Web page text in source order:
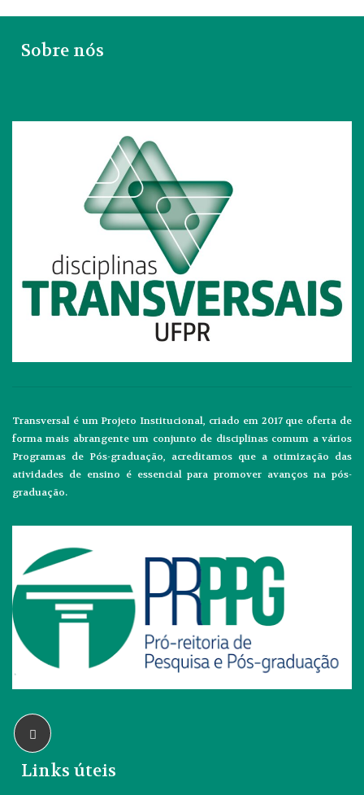
Sobre nós
Transversal é um Projeto Institucional, criado em 2017 que oferta de
forma mais abrangente um conjunto de disciplinas comum a vários
Programas de Pós-graduação, acreditamos que a otimização das
atividades de ensino é essencial para promover avanços na pós-
graduação.
Links úteis